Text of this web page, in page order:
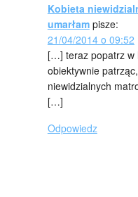
Kobieta
umarłam pisze:
21/04/2014 o 09:52
[…] teraz popatrz w
obiektywnie
niewidzialnych
[…]
Odpowiedz